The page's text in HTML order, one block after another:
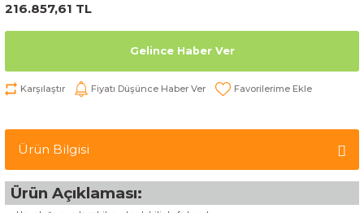
216.857,61 TL
Gelince Haber Ver
Karşılaştır Fiyatı Düşünce Haber Ver
Ürün Bilgisi
Ürün Açıklaması: